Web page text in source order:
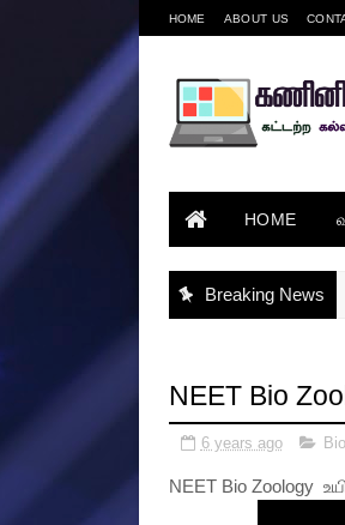
HOME ABOUT US
HOME
Breaking News
NEET Bio
6 years ago Bio
NEET Bio Zoology